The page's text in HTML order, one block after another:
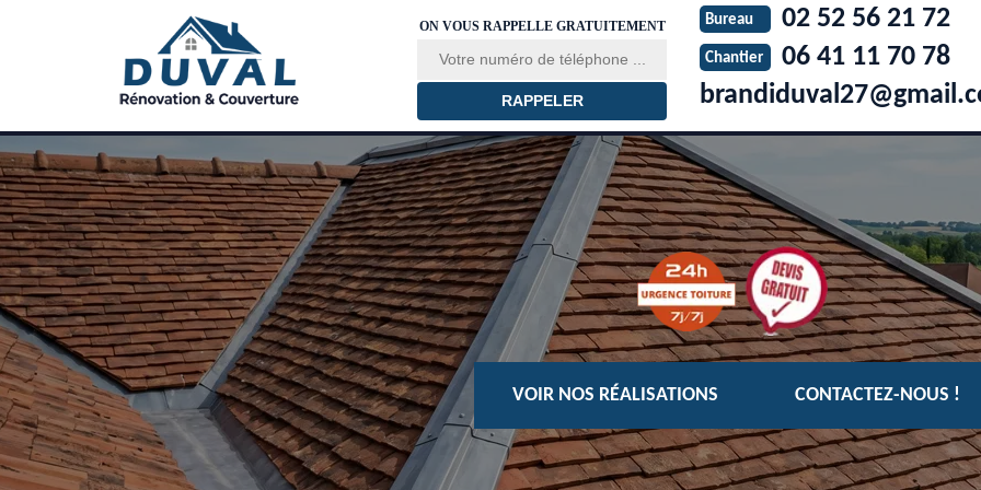
ON VOUS RAPPELLE GRATUITEMENT Bureau 02 52 56 21 72
Chantier
06 41 11 70 78
VOIR NOS RÉALISATIONS CONTACTEZ-NOUS !